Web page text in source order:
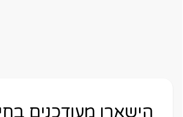
הישארו מעודכנים